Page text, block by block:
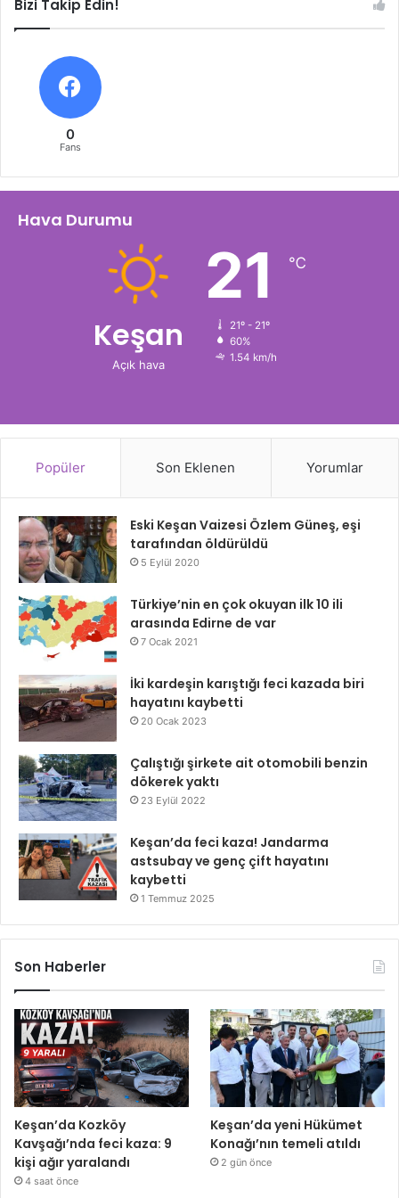
Bizi Takip Edin!
0
Fans
Hava Durumu
Keşan
Açık hava
21 ℃
21º - 21º
60%
1.54 km/h
Popüler Son Eklenen Yorumlar
Eski Keşan Vaizesi Özlem Güneş, eşi
tarafından öldürüldü
5 Eylül 2020
Türkiye’nin en çok okuyan ilk 10 ili
arasında Edirne de var
7 Ocak 2021
İki kardeşin karıştığı feci kazada biri
hayatını kaybetti
20 Ocak 2023
Çalıştığı şirkete ait otomobili benzin
dökerek yaktı
23 Eylül 2022
Keşan’da feci kaza! Jandarma
astsubay ve genç çift hayatını
kaybetti
1 Temmuz 2025
Son Haberler
Keşan’da Kozköy
Kavşağı’nda feci kaza: 9
kişi ağır yaralandı
4 saat önce
Keşan’da yeni Hükümet
Konağı’nın temeli atıldı
2 gün önce